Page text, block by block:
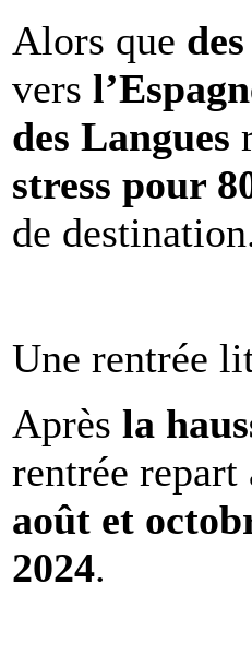
Alors que
vers
des Langues
stress pour
de
Une rentrée
Après la
rentrée
août et
2024.